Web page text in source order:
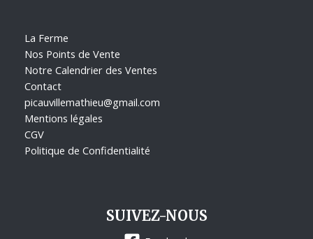
La Ferme
Nos Points de Vente
Notre Calendrier des Ventes
Contact
picauvillemathieu@gmail.com
Mentions légales
CGV
Politique de Confidentialité
SUIVEZ-NOUS